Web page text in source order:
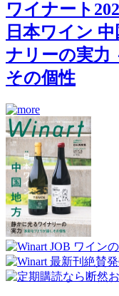
ワイナート
日本ワイン
ナリーの実力
その個性